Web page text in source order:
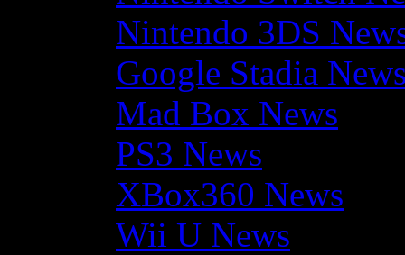
Nintendo 3DS
Google Stadia
Mad Box News
PS3 News
XBox360 News
Wii U News